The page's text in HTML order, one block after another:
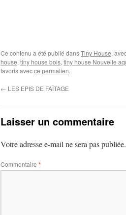
Ce contenu a été publié dansTiny House,
house, tiny house bois, tiny house Nouvelle
favoris avecce permalien.
← LES EPIS DE FAÎTAGE
Laisser un commentaire
Votre adresse e-mail ne sera pas publiée.
Commentaire *